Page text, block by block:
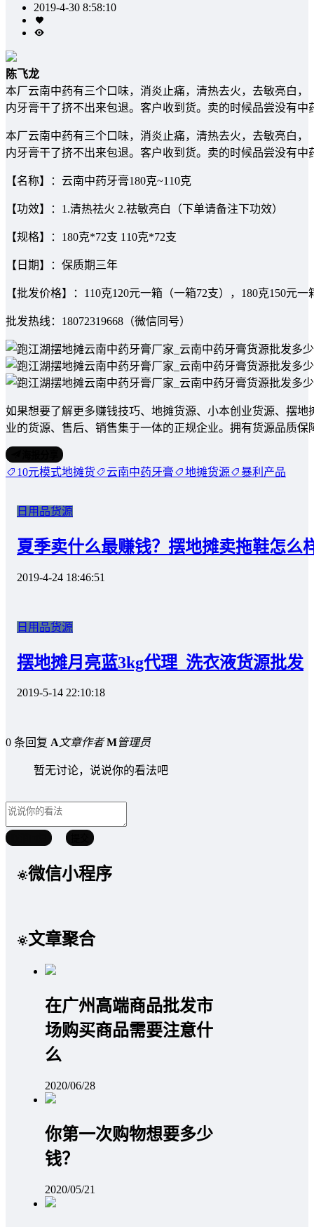
2019-4-30 8:58:10
陈飞龙
本厂云南中药有三个口味，消炎止痛，清热去火，去敏亮白
内牙膏干了挤不出来包退。客户收到货。卖的时候品尝没有
本厂云南中药有三个口味，消炎止痛，清热去火，去敏亮白
内牙膏干了挤不出来包退。客户收到货。卖的时候品尝没有
【名称】：云南中药牙膏180克~110克
【功效】：1.清热祛火 2.祛敏亮白（下单请备注下功效）
【规格】：180克*72支 110克*72支
【日期】：保质期三年
【批发价格】：110克120元一箱（一箱72支），180克150元
批发热线：18072319668（微信同号）
如果想要了解更多赚钱技巧、地摊货源、小本创业货源、摆
业的货源、售后、销售集于一体的正规企业。拥有货源品质
10元模式地摊货 云南中药牙膏 地摊货源 暴利产品
日用品货源
夏季卖什么最赚钱？摆地摊卖拖鞋怎么
2019-4-24 18:46:51
日用品货源
摆地摊月亮蓝3kg代理_洗衣液货源批发
2019-5-14 22:10:18
0 条回复 A文章作者 M管理员
暂无讨论，说说你的看法吧
微信小程序
文章聚合
在广州高端商品批发市
场购买商品需要注意什
么
2020/06/28
你第一次购物想要多少
钱？
2020/05/21